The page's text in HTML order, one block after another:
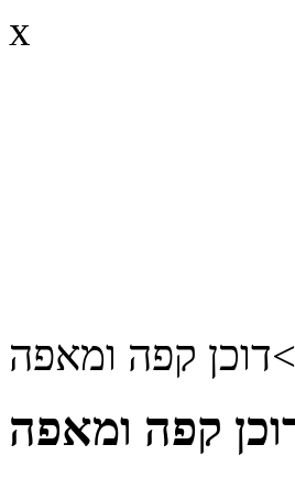
x
>דוכן קפה ומאפה
קפה ומאפה